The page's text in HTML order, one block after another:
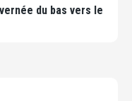
du bas vers le